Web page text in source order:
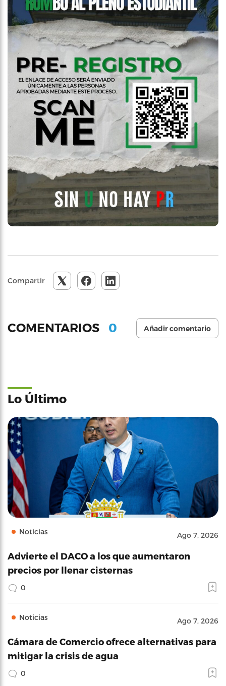
Compartir
COMENTARIOS 0 Añadir comentario
Lo Último
Noticias Ago 7, 2026
Advierte el DACO a los que aumentaron
precios por llenar cisternas
0
Noticias Ago 7, 2026
Cámara de Comercio ofrece alternativas para
mitigar la crisis de agua
0